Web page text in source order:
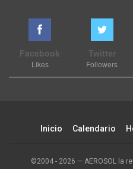
Facebook
Likes
Twitter
Followers
Inicio Calendario
©2004 - 2026 — AEROSOL la